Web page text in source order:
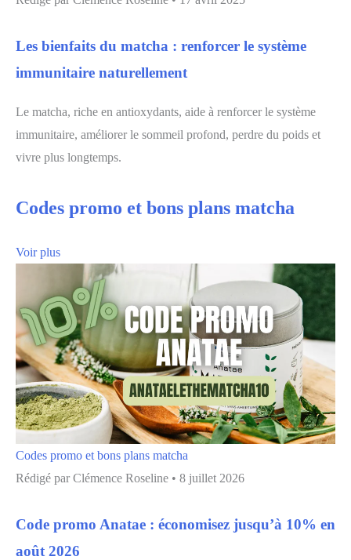
Les bienfaits du matcha : renforcer le système
immunitaire naturellement
Le matcha, riche en antioxydants, aide à renforcer le système
immunitaire, améliorer le sommeil profond, perdre du poids et
vivre plus longtemps.
Codes promo et bons plans matcha
Voir plus
Codes promo et bons plans matcha
Rédigé par Clémence Roseline • 8 juillet 2026
Code promo Anatae : économisez jusqu’à 10% en
août 2026